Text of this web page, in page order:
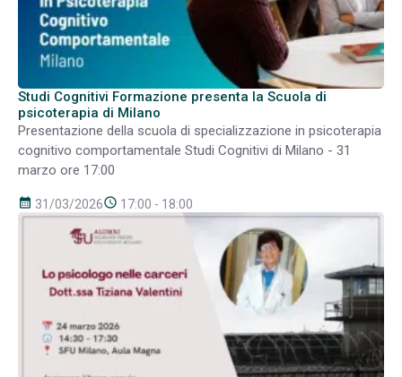
Studi Cognitivi Formazione presenta la Scuola di
psicoterapia di Milano
Presentazione della scuola di specializzazione in psicoterapia
cognitivo comportamentale Studi Cognitivi di Milano - 31
marzo ore 17:00
calendar_month 31/03/2026schedule 17:00 - 18:00